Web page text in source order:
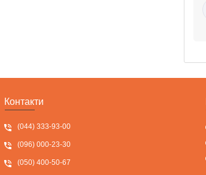
Контакти
(044) 333-93-00
(096) 000-23-30
(050) 400-50-67